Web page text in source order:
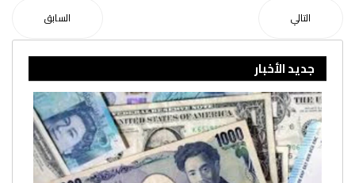
السابق التالي
جديد الأخبار